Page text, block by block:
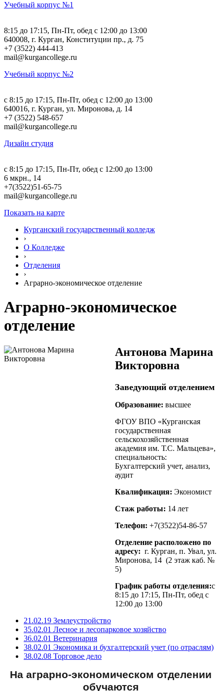
Учебный корпус №1
8:15 до 17:15, Пн-Пт, обед с 12:00 до 13:00
640008, г. Курган, Конституции пр., д. 75
+7 (3522) 444-413
mail@kurgancollege.ru
Учебный корпус №2
c 8:15 до 17:15, Пн-Пт, обед с 12:00 до 13:00
640016, г. Курган, ул. Миронова, д. 14
+7 (3522) 548-657
mail@kurgancollege.ru
Дизайн студия
c 8:15 до 17:15, Пн-Пт, обед с 12:00 до 13:00
6 мкрн., 14
+7(3522)51-65-75
mail@kurgancollege.ru
Показать на карте
Курганский государственный колледж
›
О Колледже
›
Отделения
›
Аграрно-экономическое отделение
Аграрно-экономическое
отделение
Антонова Марина
Викторовна
Заведующий отделением
Образование: высшее
ФГОУ ВПО «Курганская
государственная
сельскохозяйственная
академия им. Т.С. Мальцева»,
специальность:
Бухгалтерский учет, анализ,
аудит
Квалификация: Экономист
Стаж работы: 14 лет
Телефон: +7(3522)54-86-57
Отделение расположено по
адресу: г. Курган, п. Увал, ул.
Миронова, 14 (2 этаж каб. №
5)
График работы отделения:c
8:15 до 17:15, Пн-Пт, обед с
12:00 до 13:00
21.02.19 Землеустройство
35.02.01 Лесное и лесопарковое хозяйство
36.02.01 Ветеринария
38.02.01 Экономика и бухгалтерский учет (по отраслям)
38.02.08 Торговое дело
На аграрно-экономическом отделении
обучаются